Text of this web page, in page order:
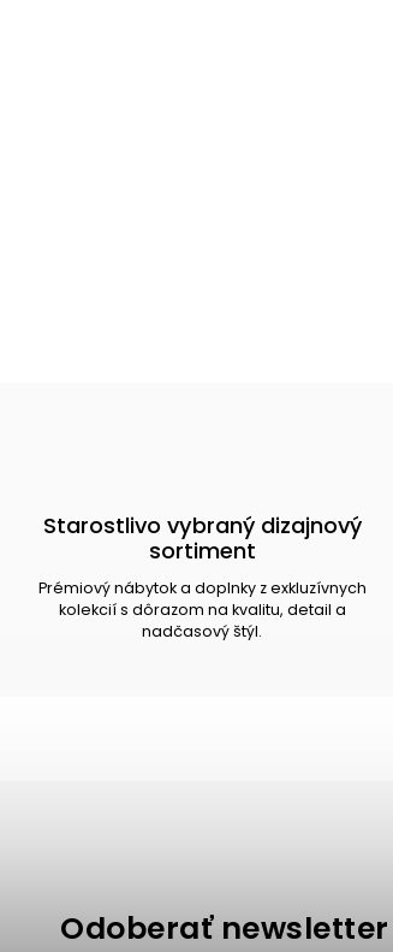
Starostlivo vybraný dizajnový
sortiment
Prémiový nábytok a doplnky z exkluzívnych
kolekcií s dôrazom na kvalitu, detail a
nadčasový štýl.
Odoberať newsletter